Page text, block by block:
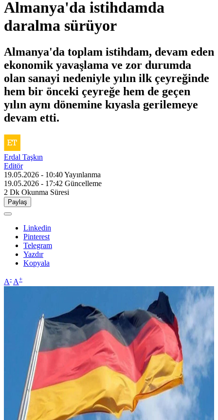
Almanya'da istihdamda
daralma sürüyor
Almanya'da toplam istihdam, devam eden
ekonomik yavaşlama ve zor durumda
olan sanayi nedeniyle yılın ilk çeyreğinde
hem bir önceki çeyreğe hem de geçen
yılın aynı dönemine kıyasla gerilemeye
devam etti.
Erdal Taşkın
Editör
19.05.2026 - 10:40Yayınlanma
19.05.2026 - 17:42 Güncelleme
2 Dk Okunma Süresi
Paylaş
Linkedin
Pinterest
Telegram
Yazdır
Kopyala
A- A+